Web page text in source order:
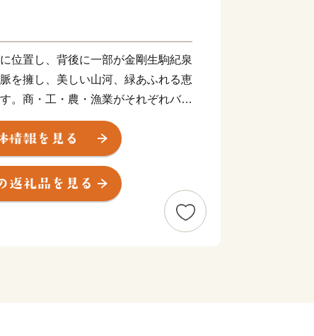
位置し、背後に一部が金剛生駒紀泉
を擁し、美しい山河、緑あふれる恵
。商・工・農・漁業がそれぞれバラ
西国際空港の開港などに伴う人口の
業が盛んになっています。
に活用し、世界と日本を結ぶ玄関都
国際都市をめざしてまちづくりに